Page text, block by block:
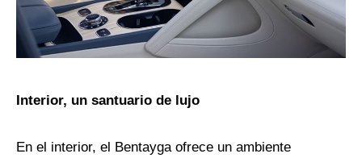
Interior, un santuario de lujo
En el interior, el Bentayga ofrece un ambiente